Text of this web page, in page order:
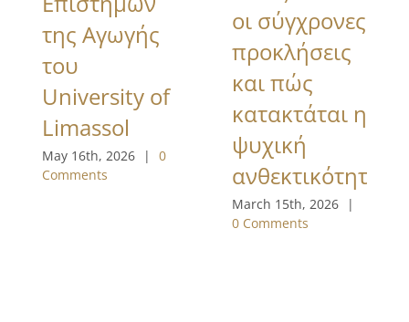
της Αγωγής
του
University of
Limassol
May 16th, 2026 |
0
Comments
οι σύγχρονες
προκλήσεις
και πώς
κατακτάται η
ψυχική
ανθεκτικότητα»
March 15th, 2026
|
0 Comments